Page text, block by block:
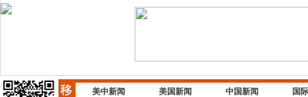
美中新闻 美国新闻 中国新闻
国